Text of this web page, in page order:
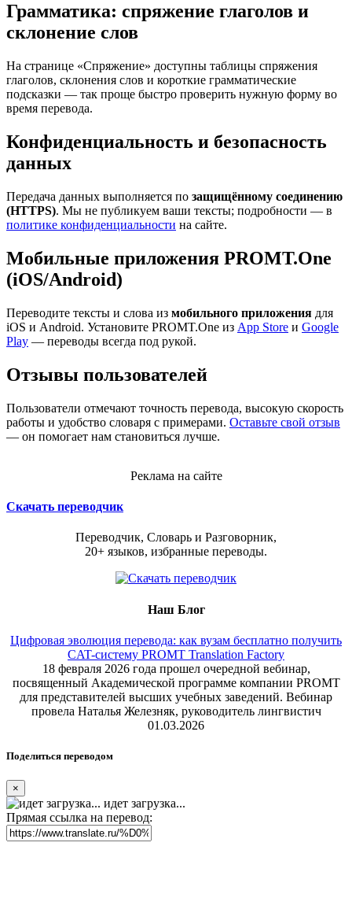
Грамматика: спряжение глаголов и
склонение слов
На странице «Спряжение» доступны таблицы спряжения
глаголов, склонения слов и короткие грамматические
подсказки — так проще быстро проверить нужную форму во
время перевода.
Конфиденциальность и безопасность
данных
Передача данных выполняется по защищённому соединению
(HTTPS). Мы не публикуем ваши тексты; подробности — в
политике конфиденциальности на сайте.
Мобильные приложения PROMT.One
(iOS/Android)
Переводите тексты и слова из мобильного приложения для
iOS и Android. Установите PROMT.One из App Store и Google
Play — переводы всегда под рукой.
Отзывы пользователей
Пользователи отмечают точность перевода, высокую скорость
работы и удобство словаря с примерами. Оставьте свой отзыв
— он помогает нам становиться лучше.